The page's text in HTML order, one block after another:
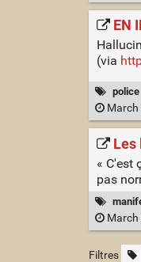
EN
(via
police
March
Les
« C'est
pas
March
Filtres